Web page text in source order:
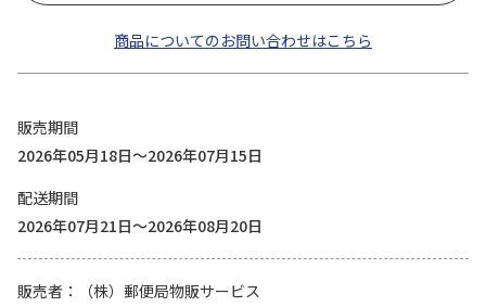
商品についてのお問い合わせはこちら
販売期間
2026年05月18日～2026年07月15日
配送期間
2026年07月21日～2026年08月20日
販売者
（株）郵便局物販サービス